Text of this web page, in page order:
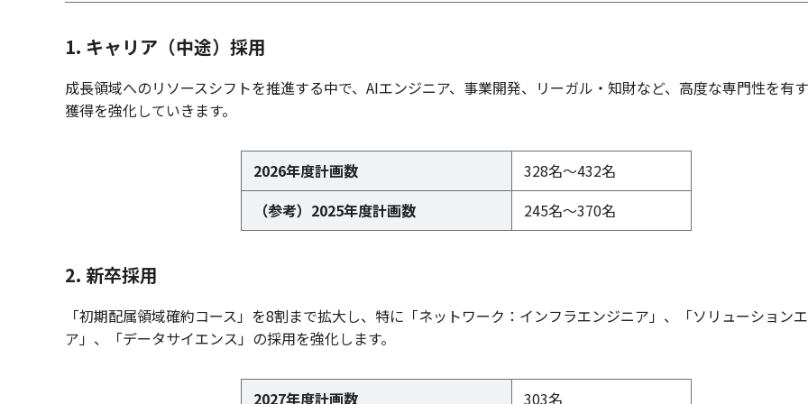
1. キャリア（中途）採用
成長領域へのリソースシフトを推進する中で、AIエンジニア、事業開発、リーガル・知財など、高度な専門性を有
獲得を強化していきます。
2026年度計画数
328名～432名
（参考）2025年度計画数
245名～370名
2. 新卒採用
「初期配属領域確約コース」を8割まで拡大し、特に「ネットワーク：インフラエンジニア」、「ソリューション
ア」、「データサイエンス」の採用を強化します。
2027年度計画数 303名